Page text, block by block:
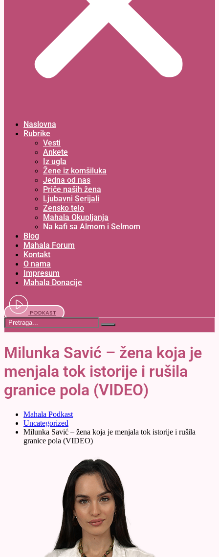
Naslovna
Rubrike
Vesti
Ankete
Iz ugla
Žene iz komšiluka
Jedna od nas
Priče naših žena
Ljubavni Serijali
Zensko telo
Mahala Okupljanja
Na kafi sa Almom i Selmom
Blog
Mahala Forum
Kontakt
O nama
Impresum
Mahala Donacije
PODKAST
Milunka Savić – žena koja je
menjala tok istorije i rušila
granice pola (VIDEO)
Mahala Podkast
Uncategorized
Milunka Savić – žena koja je menjala tok istorije i rušila
granice pola (VIDEO)